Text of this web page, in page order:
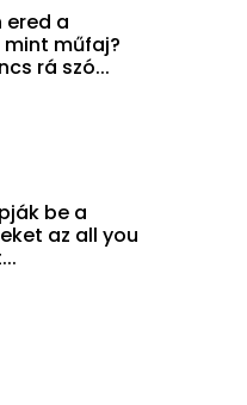
ered a
mint műfaj?
rá szó...
be a
az all you